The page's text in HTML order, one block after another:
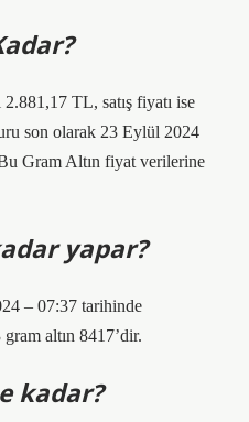
2.881,17 TL, satış fiyatı ise
son olarak 23 Eylül 2024
Gram Altın fiyat verilerine
yapar?
– 07:37 tarihinde
altın 8417’dir.
kadar?